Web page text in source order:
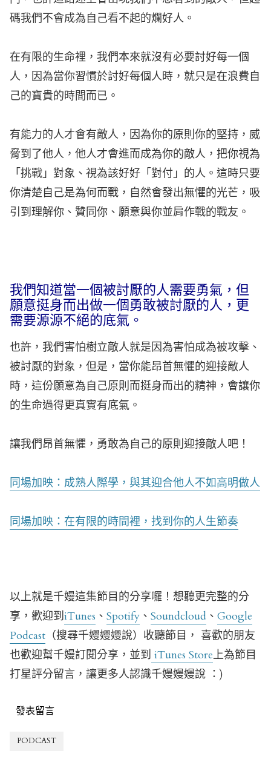
碼我們不會成為自己看不起的爛好人。
在有限的生命裡，我們本來就沒有必要討好每一個
人，因為當你習慣於討好每個人時，就只是在浪費自
己的寶貴的時間而已。
有能力的人才會有敵人，因為你的原則你的堅持，威
脅到了他人，他人才會進而成為你的敵人，把你視為
「挑戰」對象、視為該好好「對付」的人。這時只要
你清楚自己是為何而戰，自然會發出無懼的光芒，吸
引到理解你、贊同你、願意與你並肩作戰的戰友。
我們知道當一個被討厭的人需要勇氣，但
願意挺身而出做一個勇敢被討厭的人，更
需要源源不絕的底氣。
也許，我們害怕樹立敵人就是因為害怕成為被攻擊、
被討厭的對象，但是，當你能昂首無懼的迎接敵人
時，這份願意為自己原則而挺身而出的精神，會讓你
的生命過得更真實有底氣。
讓我們昂首無懼，勇敢為自己的原則迎接敵人吧！
同場加映：成熟人際學，與其迎合他人不如高明做人
同場加映：在有限的時間裡，找到你的人生節奏
以上就是千嫚這集節目的分享囉！想聽更完整的分
享，歡迎到iTunes 、 Spotify 、 Soundcloud 、 Google
Podcast （搜尋千嫚嫚嫚說）收聽節目， 喜歡的朋友
也歡迎幫千嫚訂閱分享，並到 iTunes Store上為節目
打星評分留言，讓更多人認識千嫚嫚嫚說 ：)
發表留言
PODCAST